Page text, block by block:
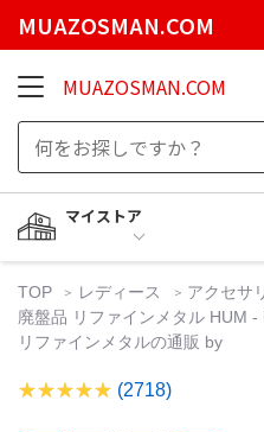
MUAZOSMAN.COM
MUAZOSMAN.COM
マイストア
TOP レディース アクセサ
廃盤品 リファインメタル HUM
リファインメタルの通販 by
(2718)